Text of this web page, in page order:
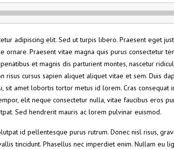
adipiscing elit. Sed ut turpis libero. Praesent eget
ornare. Praesent vitae magna quis purus consectetur
et magnis dis parturient montes, nascetur
risus cursus sapien aliquet aliquet vitae et sem. Duis
sit amet lobortis tortor metus id lorem. Cras consequat
elit neque consectetur nulla, vitae faucibus eros
Sed hendrerit mauris ac lorem pulvinar euismod.
id pellentesque purus rutrum. Donec nisl risus,
tincidunt. Phasellus nec imperdiet enim. Nullam eu